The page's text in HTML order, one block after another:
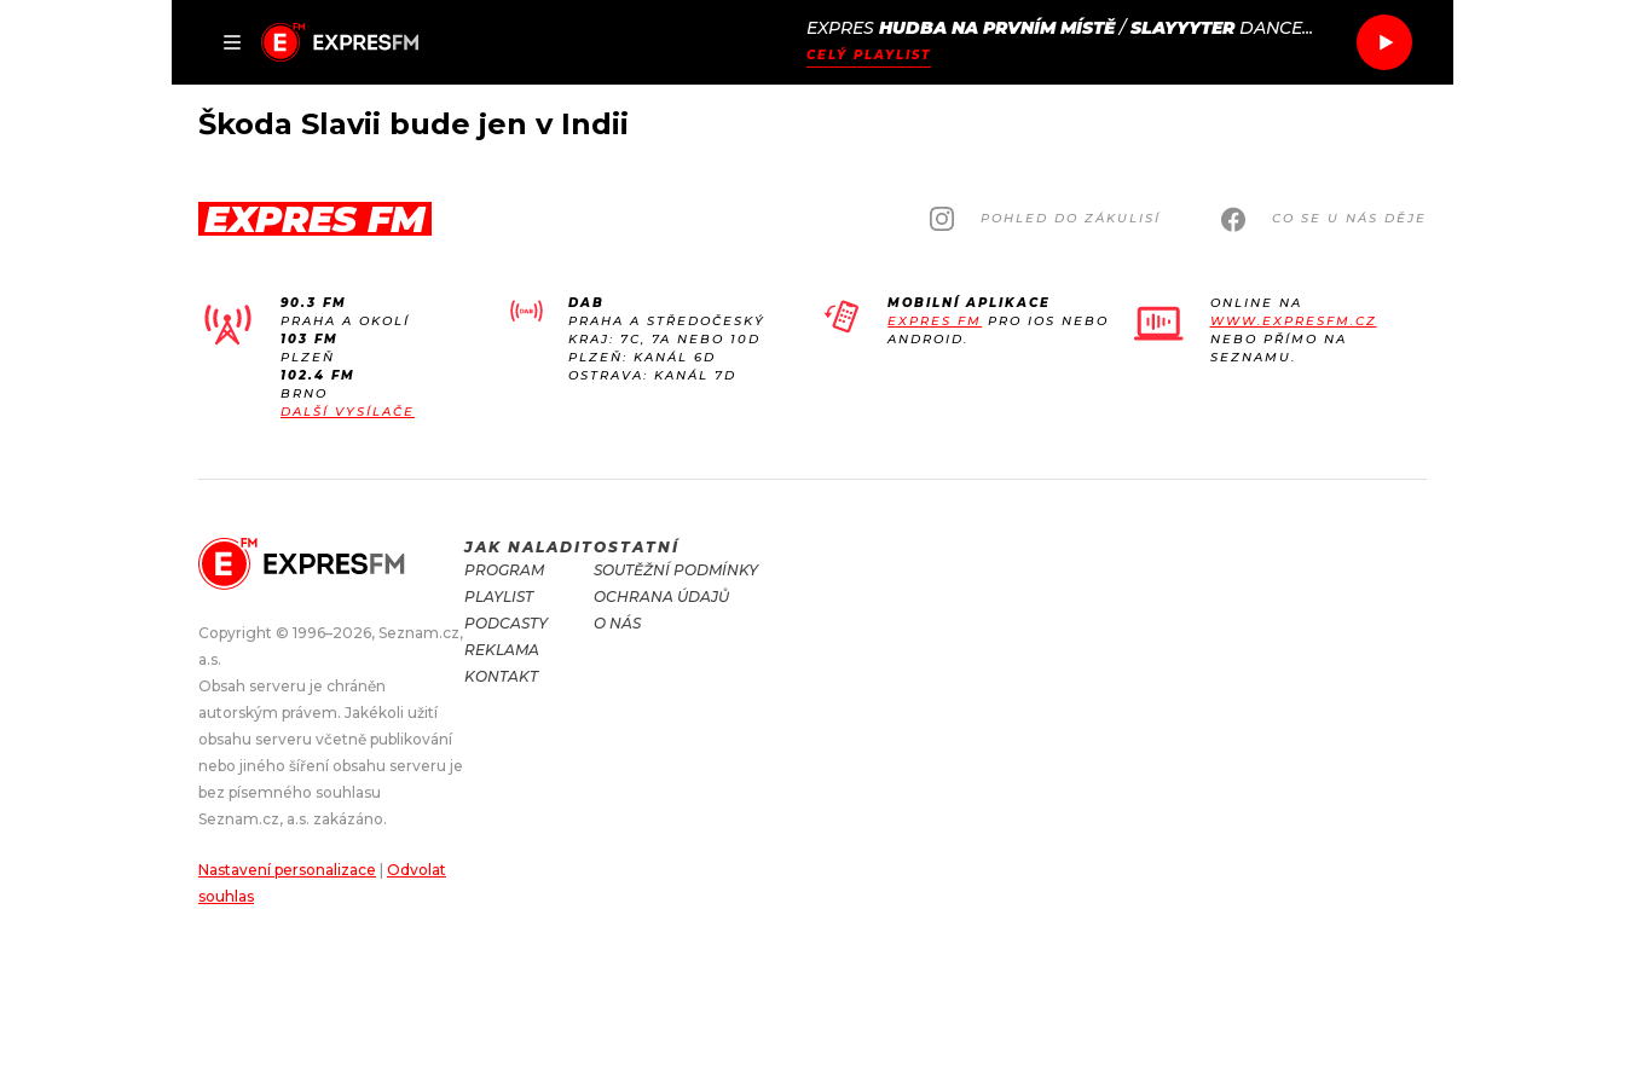
EXPRES HUDBA NA PRVNÍM MÍSTĚ/SLAYYYTER DANCE...
CELÝ PLAYLIST
DOMŮ
AKTUÁLNĚ
ROZHOVORY
#NEBUDUDOMA
PODCASTY
JAK NALADIT
RÁDIO
APLIKACE
PROGRAM
PLAYLIST
JAK NALADIT
SOUTĚŽE
Škoda Slavii bude jen v Indii
EXPRES FM POHLED DO ZÁKULISÍ CO SE U NÁS DĚJE
90.3 FM
PRAHA A OKOLÍ
103 FM
PLZEŇ
102.4 FM
BRNO
DALŠÍ VYSÍLAČE
DAB
PRAHA A STŘEDOČESKÝ
KRAJ: 7C, 7A NEBO 10D
PLZEŇ: KANÁL 6D
OSTRAVA: KANÁL 7D
MOBILNÍ APLIKACE
EXPRES FM PRO IOS NEBO
ANDROID.
ONLINE NA
WWW.EXPRESFM.CZ
NEBO PŘÍMO NA
SEZNAMU.
Copyright © 1996–2026, Seznam.cz,
a.s.
Obsah serveru je chráněn
autorským právem. Jakékoli užití
obsahu serveru včetně publikování
nebo jiného šíření obsahu serveru je
bez písemného souhlasu
Seznam.cz, a.s. zakázáno.
Nastavení personalizace
Odvolat
souhlas
JAK NALADIT
PROGRAM
PLAYLIST
PODCASTY
REKLAMA
KONTAKT
OSTATNÍ
SOUTĚŽNÍ PODMÍNKY
OCHRANA ÚDAJŮ
O NÁS